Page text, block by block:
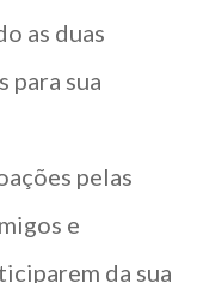
as duas
para sua
pelas
e
da sua